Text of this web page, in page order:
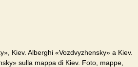
Kiev. Alberghi «Vozdvyzhensky» a Kiev.
sulla mappa di Kiev. Foto, mappe,